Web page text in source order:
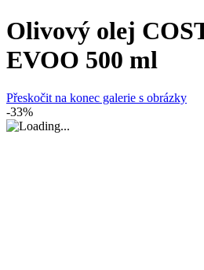
Olivový olej
EVOO 500 ml
Přeskočit na konec galerie s obrázky
-33%